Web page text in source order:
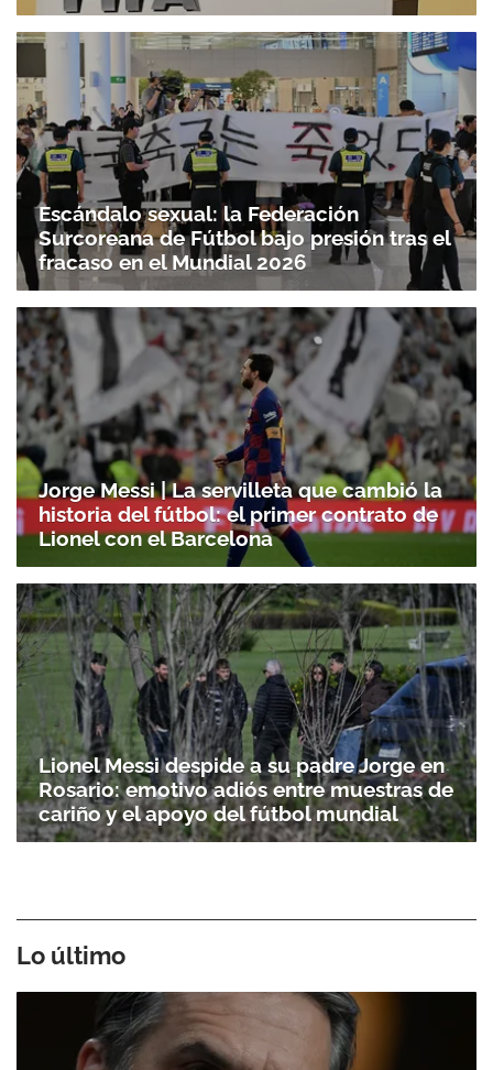
Escándalo sexual: la Federación
Surcoreana de Fútbol bajo presión tras el
fracaso en el Mundial 2026
Jorge Messi | La servilleta que cambió la
historia del fútbol: el primer contrato de
Lionel con el Barcelona
Lionel Messi despide a su padre Jorge en
Rosario: emotivo adiós entre muestras de
cariño y el apoyo del fútbol mundial
Lo último